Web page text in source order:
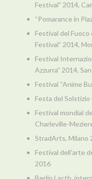
Festival” 2014,
“Pomarance in
Festival del Fuoco
Festival” 2014,
Festival
Azzurra” 2014,
Festival “Anime
Festa del
Festival mondial
Charleville-
StradArts, Milano
Festival dell’arte
2016